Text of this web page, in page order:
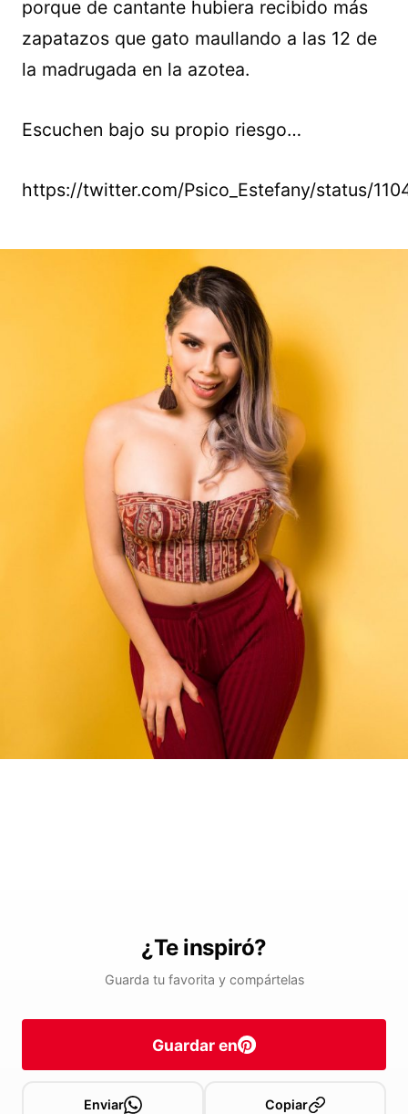
porque de cantante hubiera recibido más
zapatazos que gato maullando a las 12 de
la madrugada en la azotea.
Escuchen bajo su propio riesgo…
https://twitter.com/Psico_Estefany/status/
¿Te inspiró?
Guarda tu favorita y compártelas
Guardar en
Enviar Copiar